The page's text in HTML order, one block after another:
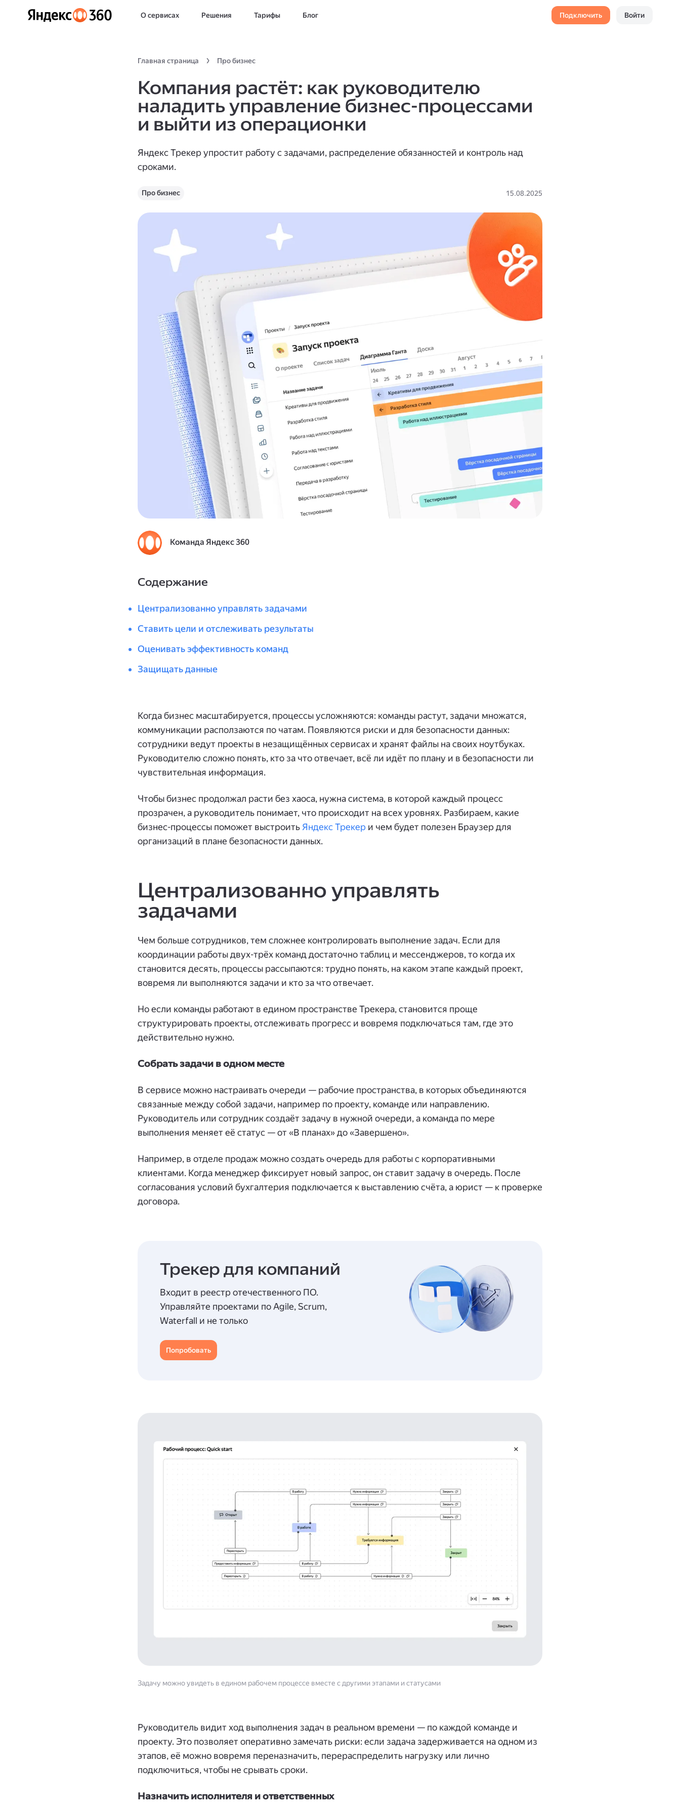
О сервисах Решения Тарифы Блог Подключить Войти
Главная страница Про бизнес
Компания растёт: как руководителю
наладить управление бизнес-процессами
и выйти из операционки
Яндекс Трекер упростит работу с задачами, распределение обязанностей и контроль над
сроками.
Про бизнес 15.08.2025
Команда Яндекс 360
Содержание
Централизованно управлять задачами
Ставить цели и отслеживать результаты
Оценивать эффективность команд
Защищать данные
Когда бизнес масштабируется, процессы усложняются: команды растут, задачи множатся,
коммуникации расползаются по чатам. Появляются риски и для безопасности данных:
сотрудники ведут проекты в незащищённых сервисах и хранят файлы на своих ноутбуках.
Руководителю сложно понять, кто за что отвечает, всё ли идёт по плану и в безопасности ли
чувствительная информация.
Чтобы бизнес продолжал расти без хаоса, нужна система, в которой каждый процесс
прозрачен, а руководитель понимает, что происходит на всех уровнях. Разбираем, какие
бизнес-процессы поможет выстроить Яндекс Трекер и чем будет полезен Браузер для
организаций в плане безопасности данных.
Централизованно управлять
задачами
Чем больше сотрудников, тем сложнее контролировать выполнение задач. Если для
координации работы двух-трёх команд достаточно таблиц и мессенджеров, то когда их
становится десять, процессы рассыпаются: трудно понять, на каком этапе каждый проект,
вовремя ли выполняются задачи и кто за что отвечает.
Но если команды работают в едином пространстве Трекера, становится проще
структурировать проекты, отслеживать прогресс и вовремя подключаться там, где это
действительно нужно.
Собрать задачи в одном месте
В сервисе можно настраивать очереди — рабочие пространства, в которых объединяются
связанные между собой задачи, например по проекту, команде или направлению.
Руководитель или сотрудник создаёт задачу в нужной очереди, а команда по мере
выполнения меняет её статус — от «В планах» до «Завершено».
Например, в отделе продаж можно создать очередь для работы с корпоративными
клиентами. Когда менеджер фиксирует новый запрос, он ставит задачу в очередь. После
согласования условий бухгалтерия подключается к выставлению счёта, а юрист — к проверке
договора.
Трекер для компаний
Входит в реестр отечественного ПО.
Управляйте проектами по Agile, Scrum,
Waterfall и не только
Попробовать
Задачу можно увидеть в едином рабочем процессе вместе с другими этапами и статусами
Руководитель видит ход выполнения задач в реальном времени — по каждой команде и
проекту. Это позволяет оперативно замечать риски: если задача задерживается на одном из
этапов, её можно вовремя переназначить, перераспределить нагрузку или лично
подключиться, чтобы не срывать сроки.
Назначить исполнителя и ответственных